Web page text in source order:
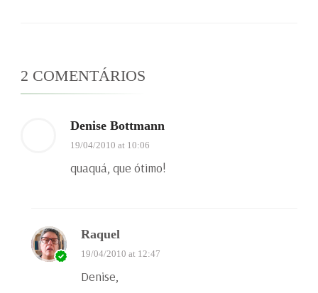
2 COMENTÁRIOS
Denise Bottmann
19/04/2010 at 10:06
quaquá, que ótimo!
Raquel
19/04/2010 at 12:47
Denise,